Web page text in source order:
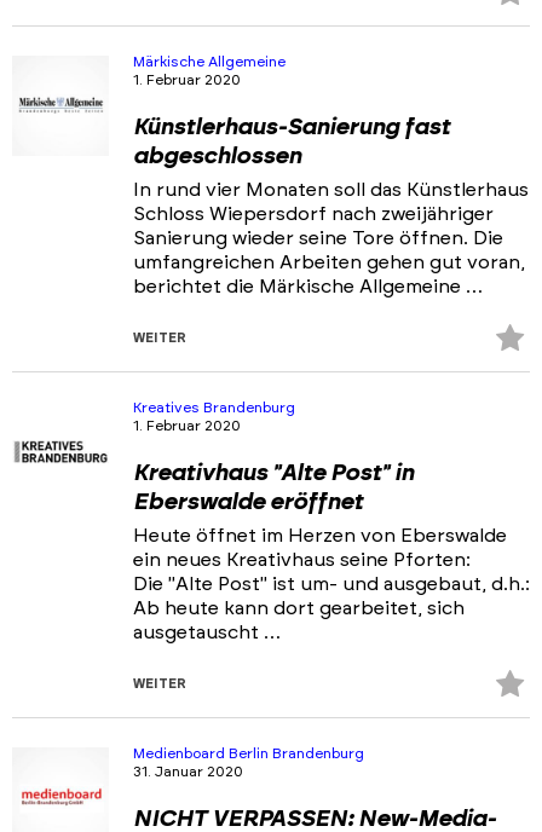
Märkische Allgemeine
1. Februar 2020
Künstlerhaus-Sanierung fast
abgeschlossen
In rund vier Monaten soll das Künstlerhaus
Schloss Wiepersdorf nach zweijähriger
Sanierung wieder seine Tore öffnen. Die
umfangreichen Arbeiten gehen gut voran,
berichtet die Märkische Allgemeine …
WEITER
Kreatives Brandenburg
1. Februar 2020
Kreativhaus "Alte Post" in
Eberswalde eröffnet
Heute öffnet im Herzen von Eberswalde
ein neues Kreativhaus seine Pforten:
Die "Alte Post" ist um- und ausgebaut, d.h.:
Ab heute kann dort gearbeitet, sich
ausgetauscht …
WEITER
Medienboard Berlin Brandenburg
31. Januar 2020
NICHT VERPASSEN: New-Media-